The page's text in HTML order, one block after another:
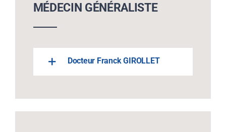
MÉDECIN GÉNÉRALISTE
Docteur Franck GIROLLET